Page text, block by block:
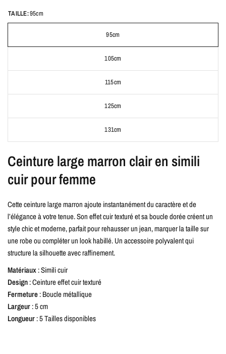
TAILLE:95cm
95cm
105cm
115cm
125cm
131cm
Ceinture large marron clair en simili
cuir pour femme
Cette ceinture large marron ajoute instantanément du caractère et de
l’élégance à votre tenue. Son effet cuir texturé et sa boucle dorée créent un
style chic et moderne, parfait pour rehausser un jean, marquer la taille sur
une robe ou compléter un look habillé. Un accessoire polyvalent qui
structure la silhouette avec raffinement.
Matériaux: Simili cuir
Design: Ceinture effet cuir texturé
Fermeture: Boucle métallique
Largeur: 5 cm
Longueur: 5 Tailles disponibles